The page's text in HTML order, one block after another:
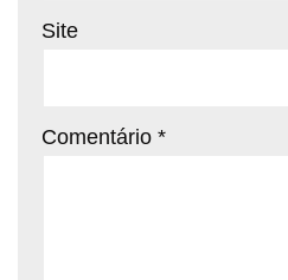
Site
Comentário *